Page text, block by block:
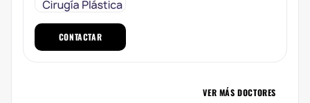
CONTACTAR
VER MÁS DOCTORES